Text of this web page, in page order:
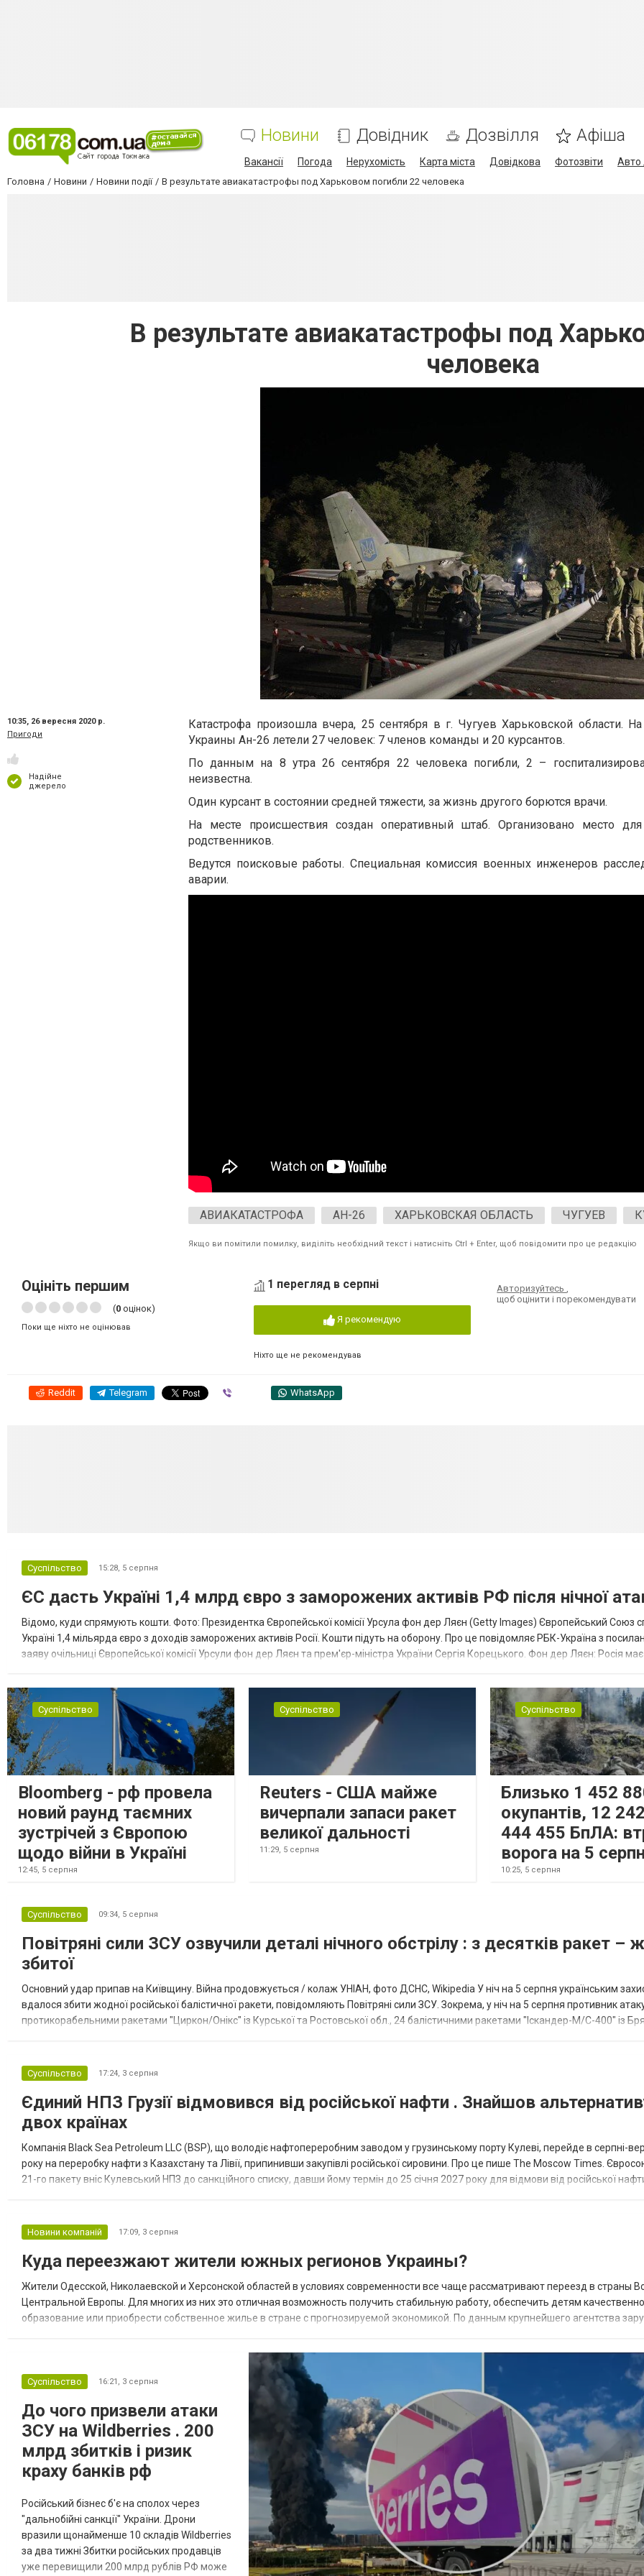
Новини Довідник Дозвілля Афіша
Вакансії Погода Нерухомість Карта міста Довідкова Фотозвіти Авто
Головна Новини Новини події В результате авиакатастрофы под Харьковом погибли 22 человека
В результате авиакатастрофы под
человека
10:35, 26 вересня 2020 р.
Пригоди
Надійне
джерело
Катастрофа произошла вчера, 25 сентября в г. Чугуев Харьковской области.
Украины Ан-26 летели 27 человек: 7 членов команды и 20 курсантов.
По данным на 8 утра 26 сентября 22 человека погибли, 2 –
неизвестна.
Один курсант в состоянии средней тяжести, за жизнь другого борются врачи.
На месте происшествия создан оперативный штаб. Организовано место
родственников.
Ведутся поисковые работы. Специальная комиссия военных инженеров
аварии.
АВИАКАТАСТРОФА АН-26 ХАРЬКОВСКАЯ ОБЛАСТЬ ЧУГУЕВ
Якщо ви помітили помилку, виділіть необхідний текст і натисніть Ctrl + Enter, щоб повідомити про це редакцію
Оцініть першим
(0 оцінок)
Поки ще ніхто не оцінював
1 перегляд в серпні
Я рекомендую
Ніхто ще не рекомендував
Авторизуйтесь,
щоб оцінити і порекомендувати
Reddit Telegram WhatsApp
Суспільство 15:28, 5 серпня
ЄС дасть Україні 1,4 млрд євро з заморожених активів РФ після нічної
Відомо, куди спрямують кошти. Фото: Президентка Європейської комісії Урсула фон дер Ляєн (Getty Images) Європейський Союз
Україні 1,4 мільярда євро з доходів заморожених активів Росії. Кошти підуть на оборону. Про це повідомляє РБК-Україна з
заяву очільниці Європейської комісії Урсули фон дер Ляєн та прем'єр-міністра України Сергія Корецького. Фон дер Ляєн: Росія
Суспільство
Bloomberg - рф провела
новий раунд таємних
зустрічей з Європою
щодо війни в Україні
12:45, 5 серпня
Суспільство
Reuters - США майже
вичерпали запаси ракет
великої дальності
11:29, 5 серпня
Суспільство
Близько 1 452
окупантів, 12
444 455 БпЛА:
ворога на 5
10:25, 5 серпня
Суспільство 09:34, 5 серпня
Повітряні сили ЗСУ озвучили деталі нічного обстрілу : з десятків ракет –
збитої
Основний удар припав на Київщину. Війна продовжується / колаж УНІАН, фото ДСНС, Wikipedia У ніч на 5 серпня українським
вдалося збити жодної російської балістичної ракети, повідомляють Повітряні сили ЗСУ. Зокрема, у ніч на 5 серпня противник
протикорабельними ракетами "Циркон/Онікс" із Курської та Ростовської обл., 24 балістичними ракетами "Іскандер-М/С-400" із
Суспільство 17:24, 3 серпня
Єдиний НПЗ Грузії відмовився від російської нафти . Знайшов
двох країнах
Компанія Black Sea Petroleum LLC (BSP), що володіє нафтопереробним заводом у грузинському порту Кулеві, перейде в серпні-
року на переробку нафти з Казахстану та Лівії, припинивши закупівлі російської сировини. Про це пише The Moscow Times.
21-го пакету вніс Кулевський НПЗ до санкційного списку, давши йому термін до 25 січня 2027 року для відмови від російської
Новини компаній 17:09, 3 серпня
Куда переезжают жители южных регионов Украины?
Жители Одесской, Николаевской и Херсонской областей в условиях современности все чаще рассматривают переезд в страны
Центральной Европы. Для многих из них это отличная возможность получить стабильную работу, обеспечить детям
образование или приобрести собственное жилье в стране с прогнозируемой экономикой. По данным крупнейшего агентства
Суспільство 16:21, 3 серпня
До чого призвели атаки
ЗСУ на Wildberries . 200
млрд збитків і ризик
краху банків рф
Російський бізнес б'є на сполох через
"дальнобійні санкції" України. Дрони
вразили щонайменше 10 складів Wildberries
за два тижні Збитки російських продавців
уже перевищили 200 млрд рублів РФ може